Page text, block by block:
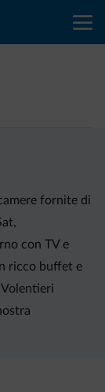
fornite di
con TV e
ricco buffet e